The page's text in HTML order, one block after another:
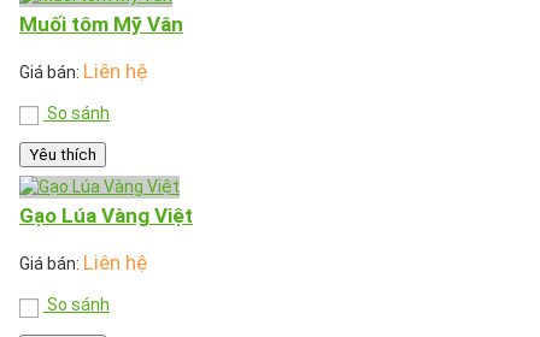
Muối tôm Mỹ Vân
Giá bán: Liên hệ
So sánh
Yêu thích
Gạo Lúa Vàng Việt
Giá bán: Liên hệ
So sánh